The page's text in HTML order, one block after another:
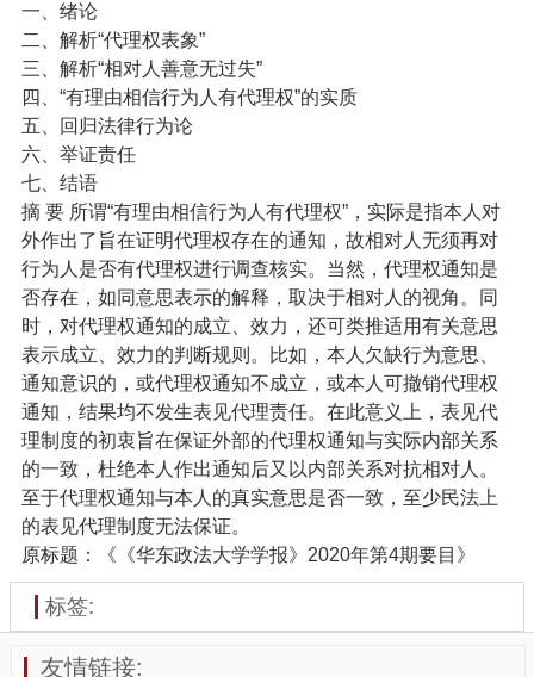
一、绪论
二、解析“代理权表象”
三、解析“相对人善意无过失”
四、“有理由相信行为人有代理权”的实质
五、回归法律行为论
六、举证责任
七、结语
摘 要 所谓“有理由相信行为人有代理权”，实际是指本人对
外作出了旨在证明代理权存在的通知，故相对人无须再对
行为人是否有代理权进行调查核实。当然，代理权通知是
否存在，如同意思表示的解释，取决于相对人的视角。同
时，对代理权通知的成立、效力，还可类推适用有关意思
表示成立、效力的判断规则。比如，本人欠缺行为意思、
通知意识的，或代理权通知不成立，或本人可撤销代理权
通知，结果均不发生表见代理责任。在此意义上，表见代
理制度的初衷旨在保证外部的代理权通知与实际内部关系
的一致，杜绝本人作出通知后又以内部关系对抗相对人。
至于代理权通知与本人的真实意思是否一致，至少民法上
的表见代理制度无法保证。
原标题：《《华东政法大学学报》2020年第4期要目》
标签:
友情链接: